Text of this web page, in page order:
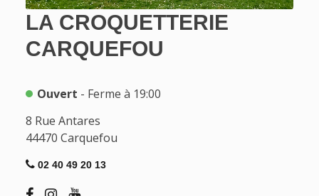
LA CROQUETTERIE
CARQUEFOU
Ouvert - Ferme à 19:00
8 Rue Antares
44470 Carquefou
02 40 49 20 13